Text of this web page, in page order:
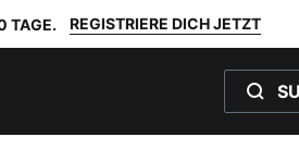
TAGE. REGISTRIERE DICH JETZT